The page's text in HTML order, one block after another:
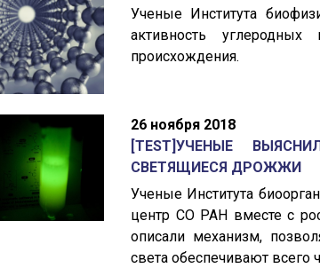
Ученые Института
активность углеродных
происхождения.
26 ноября 2018
[TEST]УЧЕНЫЕ
СВЕТЯЩИЕСЯ ДРОЖЖИ
Ученые Института
центр СО РАН вместе с
описали механизм,
света обеспечивают всего